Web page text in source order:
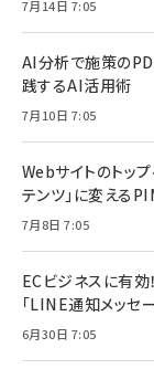
7月14日 7:05
AI分析で施策の
践するAI活用術
7月10日 7:05
Webサイトのトッ
テンツ」に変える
7月8日 7:05
ECビジネスに有
「LINE通知メッセ
6月30日 7:05